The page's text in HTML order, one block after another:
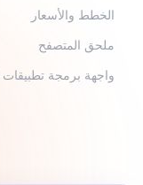
الخطط والأسعار
ملحق المتصفح
واجهة برمجة تطبيقات